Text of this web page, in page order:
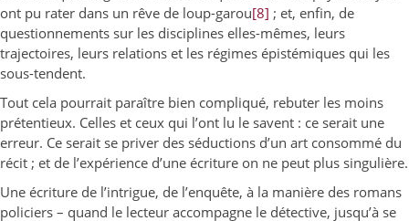
ont pu rater dans un rêve de loup-garou[8] ; et, enfin, de
questionnements sur les disciplines elles-mêmes, leurs
trajectoires, leurs relations et les régimes épistémiques qui les
sous-tendent.
Tout cela pourrait paraître bien compliqué, rebuter les moins
prétentieux. Celles et ceux qui l’ont lu le savent : ce serait une
erreur. Ce serait se priver des séductions d’un art consommé du
récit ; et de l’expérience d’une écriture on ne peut plus singulière.
Une écriture de l’intrigue, de l’enquête, à la manière des romans
policiers – quand le lecteur accompagne le détective, jusqu’à se